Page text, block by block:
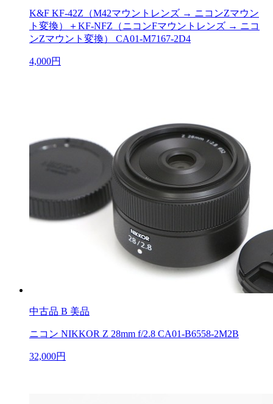
K&F KF-42Z（M42マウントレンズ → ニコンZマウン
ト変換）＋KF-NFZ（ニコンFマウントレンズ → ニコ
ンZマウント変換） CA01-M7167-2D4
4,000円
中古品 B 美品
ニコン NIKKOR Z 28mm f/2.8 CA01-B6558-2M2B
32,000円